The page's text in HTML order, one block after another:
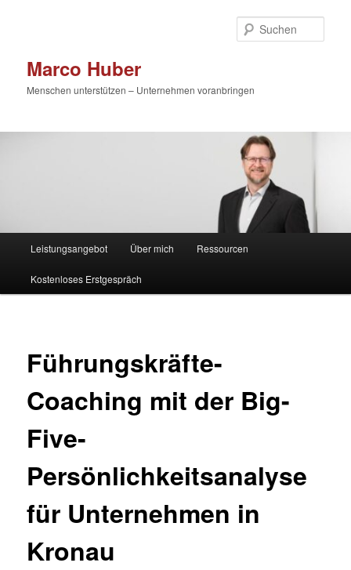
Marco Huber
Menschen unterstützen – Unternehmen voranbringen
Leistungsangebot Über mich Ressourcen
Kostenloses Erstgespräch
Führungskräfte-
Coaching mit der Big-
Five-
Persönlichkeitsanalyse
für Unternehmen in
Kronau